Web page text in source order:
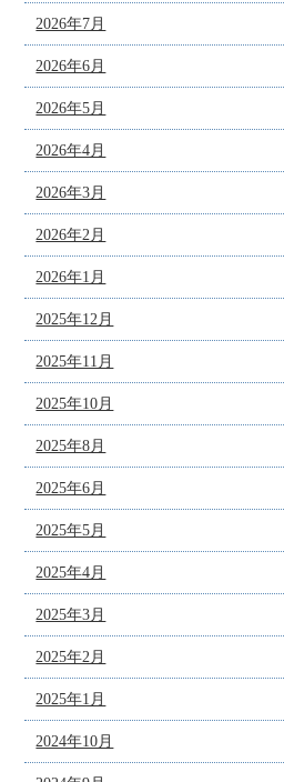
2026年7月
2026年6月
2026年5月
2026年4月
2026年3月
2026年2月
2026年1月
2025年12月
2025年11月
2025年10月
2025年8月
2025年6月
2025年5月
2025年4月
2025年3月
2025年2月
2025年1月
2024年10月